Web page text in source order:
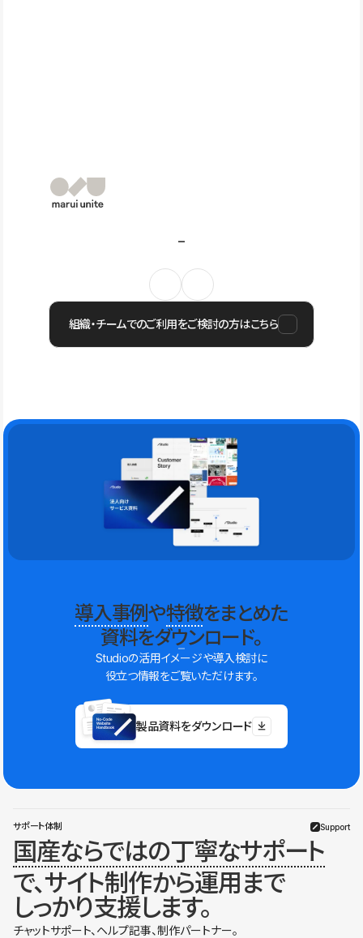
組織・チームでのご利用をご検討の方はこちら
導入事例や特徴をまとめた
資料をダウンロード。
Studioの活用イメージや導入検討に
役立つ情報をご覧いただけます。
製品資料をダウンロード
サポート体制 Support
国産ならではの丁寧なサポート
で、サイト制作から運用まで
しっかり支援します。
チャットサポート、ヘルプ記事、制作パートナー。